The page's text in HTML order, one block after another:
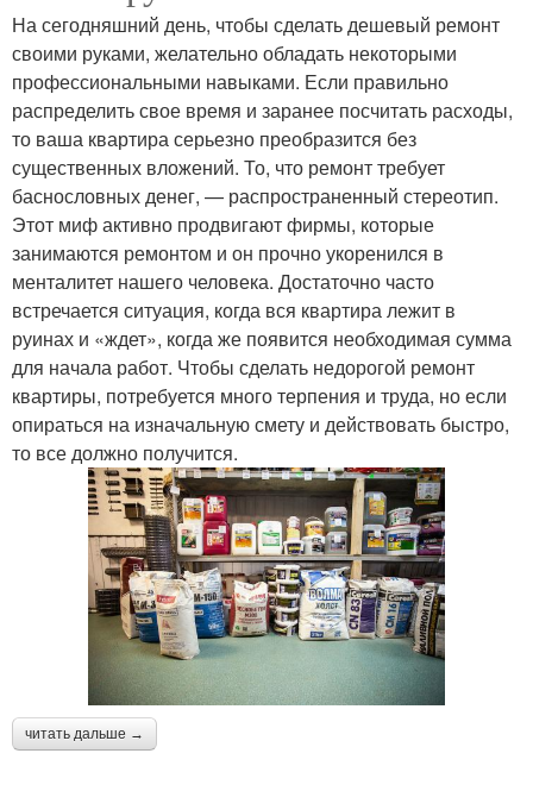
На сегодняшний день, чтобы сделать дешевый ремонт
своими руками, желательно обладать некоторыми
профессиональными навыками. Если правильно
распределить свое время и заранее посчитать расходы,
то ваша квартира серьезно преобразится без
существенных вложений. То, что ремонт требует
баснословных денег, — распространенный стереотип.
Этот миф активно продвигают фирмы, которые
занимаются ремонтом и он прочно укоренился в
менталитет нашего человека. Достаточно часто
встречается ситуация, когда вся квартира лежит в
руинах и «ждет», когда же появится необходимая сумма
для начала работ. Чтобы сделать недорогой ремонт
квартиры, потребуется много терпения и труда, но если
опираться на изначальную смету и действовать быстро,
то все должно получится.
читать дальше →